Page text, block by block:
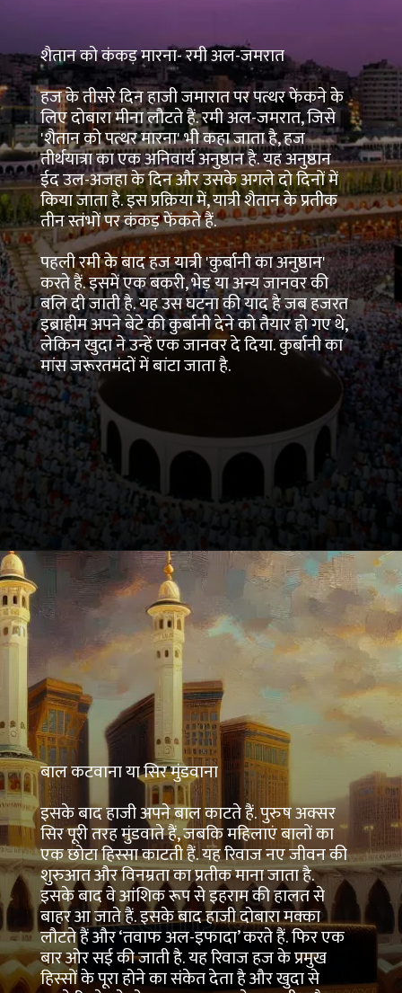
शैतान को कंकड़ मारना- रमी अल-जमरात
हज के तीसरे दिन हाजी जमारात पर पत्थर फेंकने के
लिए दोबारा मीना लौटते हैं. रमी अल-जमरात, जिसे
'शैतान को पत्थर मारना' भी कहा जाता है, हज
तीर्थयात्रा का एक अनिवार्य अनुष्ठान है. यह अनुष्ठान
ईद उल-अजहा के दिन और उसके अगले दो दिनों में
किया जाता है. इस प्रक्रिया में, यात्री शैतान के प्रतीक
तीन स्तंभों पर कंकड़ फेंकते हैं.
पहली रमी के बाद हज यात्री 'कुर्बानी का अनुष्ठान'
करते हैं. इसमें एक बकरी, भेड़ या अन्य जानवर की
बलि दी जाती है. यह उस घटना की याद है जब हजरत
इब्राहीम अपने बेटे की कुर्बानी देने को तैयार हो गए थे,
लेकिन खुदा ने उन्हें एक जानवर दे दिया. कुर्बानी का
मांस जरूरतमंदों में बांटा जाता है.
बाल कटवाना या सिर मुंडवाना
इसके बाद हाजी अपने बाल काटते हैं. पुरुष अक्सर
सिर पूरी तरह मुंडवाते हैं, जबकि महिलाएं बालों का
एक छोटा हिस्सा काटती हैं. यह रिवाज नए जीवन की
शुरुआत और विनम्रता का प्रतीक माना जाता है.
इसके बाद वे आंशिक रूप से इहराम की हालत से
बाहर आ जाते हैं. इसके बाद हाजी दोबारा मक्का
लौटते हैं और ‘तवाफ अल-इफादा’ करते हैं. फिर एक
बार ओर सई की जाती है. यह रिवाज हज के प्रमुख
हिस्सों के पूरा होने का संकेत देता है और खुदा से